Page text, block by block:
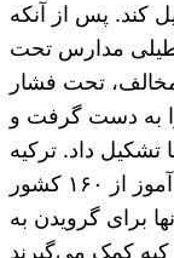
کند. پس از آنکه
مدارس تحت
تحت فشار
را به دست گرفت و
تشکیل داد. ترکیه
به خود می‌بالد که نزدیک به ۱۶۰۰۰ دانش‌آموز از ۱۶۰ کشور
برای گرویدن به